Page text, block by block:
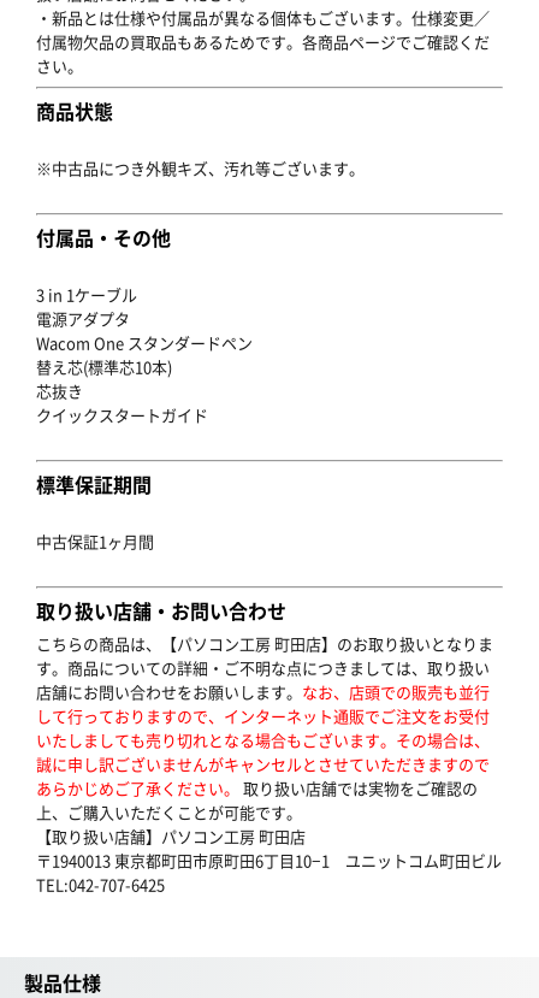
・新品とは仕様や付属品が異なる個体もございます。仕様変更／
付属物欠品の買取品もあるためです。各商品ページでご確認くだ
さい。
商品状態
※中古品につき外観キズ、汚れ等ございます。
付属品・その他
3 in 1ケーブル
電源アダプタ
Wacom One スタンダードペン
替え芯(標準芯10本)
芯抜き
クイックスタートガイド
標準保証期間
中古保証1ヶ月間
取り扱い店舗・お問い合わせ
こちらの商品は、【パソコン工房 町田店】のお取り扱いとなりま
す。商品についての詳細・ご不明な点につきましては、取り扱い
店舗にお問い合わせをお願いします。 なお、店頭での販売も並行
して行っておりますので、インターネット通販でご注文をお受付
いたしましても売り切れとなる場合もございます。その場合は、
誠に申し訳ございませんがキャンセルとさせていただきますので
あらかじめご了承ください。 取り扱い店舗では実物をご確認の
上、ご購入いただくことが可能です。
【取り扱い店舗】パソコン工房 町田店
〒1940013 東京都町田市原町田6丁目10−1 ユニットコム町田ビル
TEL:042-707-6425
製品仕様